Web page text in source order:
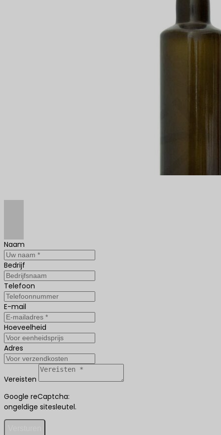
Naam
Bedrijf
Telefoon
E-mail
Hoeveelheid
Adres
Vereisten
Google reCaptcha:
ongeldige sitesleutel.